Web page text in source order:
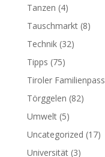
Tanzen (4)
Tauschmarkt(8)
Technik(32)
Tipps (75)
Tiroler Familienpass
Törggelen (82)
Umwelt(5)
Uncategorized (17)
Universität(3)